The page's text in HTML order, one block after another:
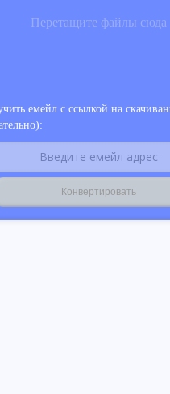
Перетащите файлы сюда
емейл с ссылкой на